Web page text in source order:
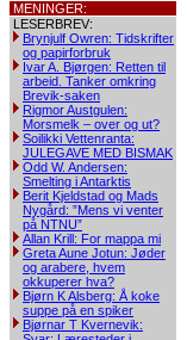
MENINGER:
LESERBREV:
Brynjulf Owren: Tidskrifter
og papirforbruk
Ivar A. Bjørgen: Retten til
arbeid. Tanker omkring
Brevik-saken
Rigmor Austgulen:
Morsmelk – over og ut?
Soilikki Vettenranta:
JULEGAVE MED BISMAK
Odd W. Andersen:
Smelting i Antarktis
Berit Kjeldstad og Mads
Nygård: ”Mens vi venter
på NTNU”
Allan Krill: For mappa mi
Greta Aune Jotun: Jøder
og arabere, hvem
okkuperer hva?
Bjørn K Alsberg: Å koke
suppe på en spiker
Bjørnar T Kvernevik: